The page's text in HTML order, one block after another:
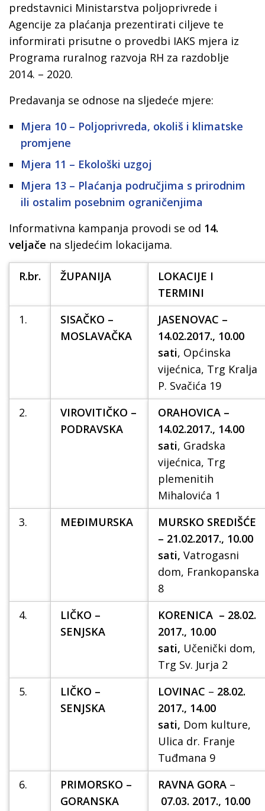
predstavnici Ministarstva poljoprivrede i
Agencije za plaćanja prezentirati ciljeve te
informirati prisutne o provedbi IAKS mjera iz
Programa ruralnog razvoja RH za razdoblje
2014. – 2020.
Predavanja se odnose na sljedeće mjere:
Mjera 10 – Poljoprivreda, okoliš i klimatske
promjene
Mjera 11 – Ekološki uzgoj
Mjera 13 – Plaćanja područjima s prirodnim
ili ostalim posebnim ograničenjima
Informativna kampanja provodi se od 14.
veljače na sljedećim lokacijama.
R.br. ŽUPANIJA
LOKACIJE I
TERMINI
1.
SISAČKO –
MOSLAVAČKA
JASENOVAC –
14.02.2017., 10.00
sati, Općinska
vijećnica, Trg Kralja
P. Svačića 19
2.
VIROVITIČKO –
PODRAVSKA
ORAHOVICA –
14.02.2017., 14.00
sati, Gradska
vijećnica, Trg
plemenitih
Mihalovića 1
3.
MEĐIMURSKA
MURSKO SREDIŠĆE
– 21.02.2017., 10.00
sati, Vatrogasni
dom, Frankopanska
8
4.
LIČKO –
SENJSKA
KORENICA – 28.02.
2017., 10.00
sati, Učenički dom,
Trg Sv. Jurja 2
5.
LIČKO –
SENJSKA
LOVINAC – 28.02.
2017., 14.00
sati, Dom kulture,
Ulica dr. Franje
Tuđmana 9
6.
PRIMORSKO –
GORANSKA
RAVNA GORA –
07.03. 2017., 10.00